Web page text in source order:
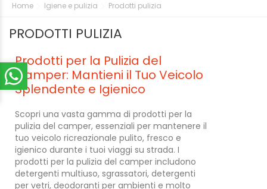
Home Igiene e pulizia Prodotti pulizia
PRODOTTI PULIZIA
Prodotti per la Pulizia del
Camper: Mantieni il Tuo Veicolo
Splendente e Igienico
Scopri una vasta gamma di prodotti per la
pulizia del camper, essenziali per mantenere il
tuo veicolo ricreazionale pulito, fresco e
igienico durante i tuoi viaggi su strada. I
prodotti per la pulizia del camper includono
detergenti multiuso, sgrassatori, detergenti
per vetri, deodoranti per ambienti e molto